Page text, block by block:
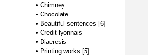
• Chimney
• Chocolate
• Beautiful sentences [6]
• Credit lyonnais
• Diaeresis
• Printing works [5]